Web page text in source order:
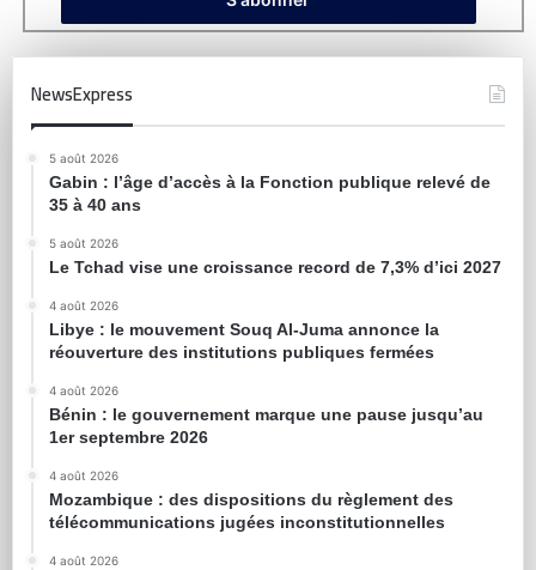
NewsExpress
5 août 2026
Gabin : l’âge d’accès à la Fonction publique relevé de
35 à 40 ans
5 août 2026
Le Tchad vise une croissance record de 7,3% d’ici 2027
4 août 2026
Libye : le mouvement Souq Al-Juma annonce la
réouverture des institutions publiques fermées
4 août 2026
Bénin : le gouvernement marque une pause jusqu’au
1er septembre 2026
4 août 2026
Mozambique : des dispositions du règlement des
télécommunications jugées inconstitutionnelles
4 août 2026